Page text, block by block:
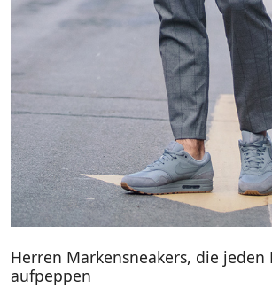
Herren Markensneakers, die jeden
aufpeppen